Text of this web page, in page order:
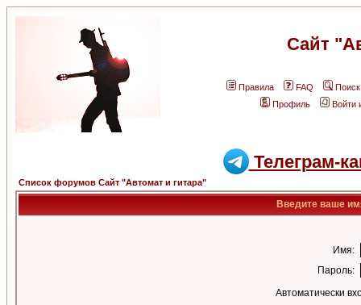
Сайт
Правила FAQ
Поиск
Профиль
Войти
Телеграм-
Список форумов Сайт "Автомат и гитара"
Введите ваше
Имя:
Пароль:
Автоматически